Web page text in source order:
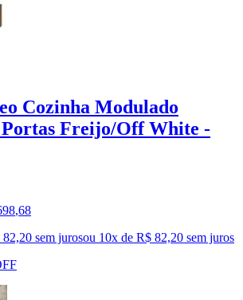
Cozinha Modulado
Portas Freijo/Off White -
,68
sem jurosou 10x de R$ 82,20 sem juros